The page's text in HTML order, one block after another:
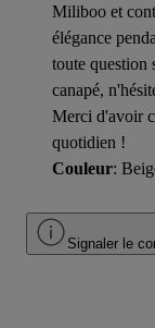
Miliboo et
élégance
toute question
canapé,
Merci d'avoir
quotidien !
Couleur:
Signaler le